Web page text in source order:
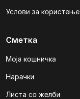
Услови за користење
Сметка
Моја кошничка
Нарачки
Листа со желби